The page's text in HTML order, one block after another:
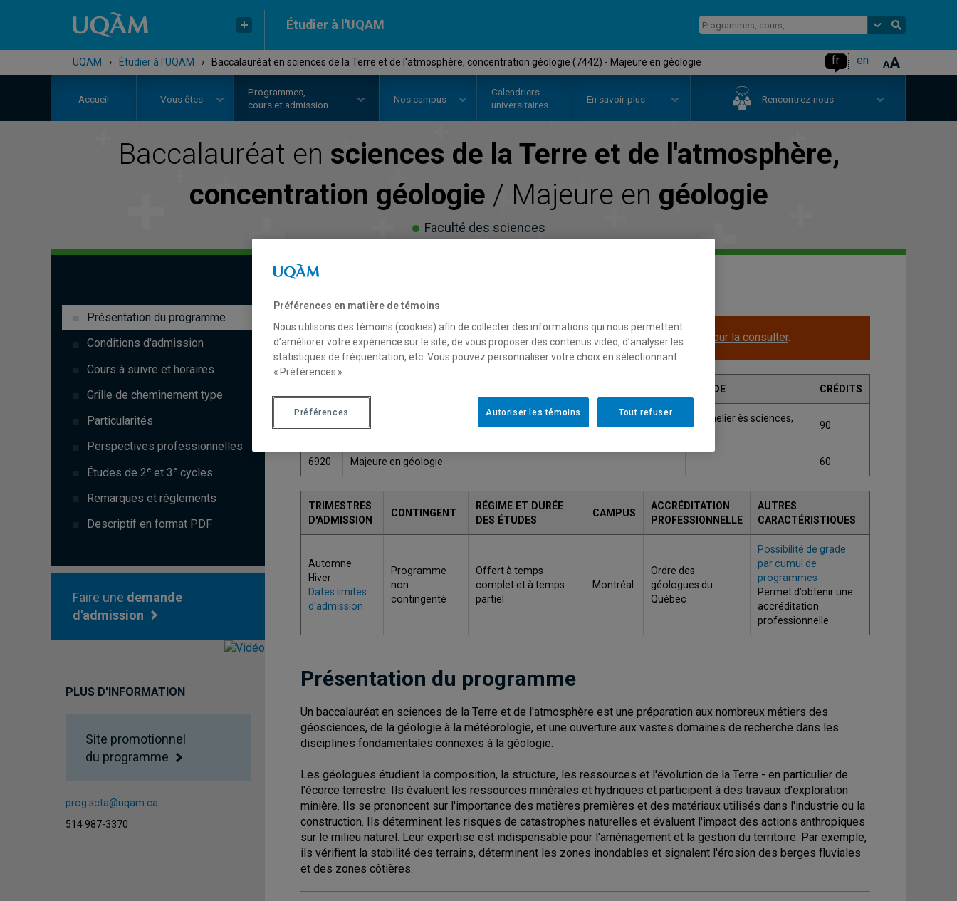
Étudier à l'UQAM
UQAM › Étudier à l'UQAM › Baccalauréat en sciences de la Terre et de l'atmosphère, concentration géologie (7442) - Majeure en géologie fr en
Accueil Vous êtes
Programmes,
cours et admission
Nos campus
Calendriers
universitaires
En savoir plus Rencontrez-nous
Baccalauréat en sciences de la Terre et de l'atmosphère,
concentration géologie / Majeure en géologie
Faculté des sciences
Présentation du programme
Conditions d'admission
Cours à suivre et horaires
Grille de cheminement type
Particularités
Perspectives professionnelles
Études de 2 e et 3 e cycles
Remarques et règlements
Descriptif en format PDF
Faire une demande
d'admission
PLUS D'INFORMATION
Site promotionnel
du programme
prog.scta@uqam.ca
514 987-3370
Une version plus récente de ce programme est disponible.Cliquez ici pour la consulter.
GRADE CRÉDITS
7442
Baccalauréat en sciences de la Terre et de l'atmosphère, concentration
géologie
Bachelier ès sciences,
90
6920 Majeure en géologie 60
TRIMESTRES
D'ADMISSION
CONTINGENT
RÉGIME ET DURÉE
DES ÉTUDES
CAMPUS
ACCRÉDITATION
PROFESSIONNELLE
AUTRES
CARACTÉRISTIQUES
Automne
Hiver
Dates limites
d'admission
Programme
non
contingenté
Offert à temps
complet et à temps
partiel
Montréal
Ordre des
géologues du
Québec
Possibilité de grade
par cumul de
programmes
Permet d’obtenir une
accréditation
professionnelle
Présentation du programme
Un baccalauréat en sciences de la Terre et de l'atmosphère est une préparation aux nombreux métiers des
géosciences, de la géologie à la météorologie, et une ouverture aux vastes domaines de recherche dans les
disciplines fondamentales connexes à la géologie.
Les géologues étudient la composition, la structure, les ressources et l'évolution de la Terre - en particulier de
l'écorce terrestre. Ils évaluent les ressources minérales et hydriques et participent à des travaux d'exploration
minière. Ils se prononcent sur l'importance des matières premières et des matériaux utilisés dans l'industrie ou la
construction. Ils déterminent les risques de catastrophes naturelles et évaluent l'impact des actions anthropiques
sur le milieu naturel. Leur expertise est indispensable pour l'aménagement et la gestion du territoire. Par exemple,
ils vérifient la stabilité des terrains, déterminent les zones inondables et signalent l'érosion des berges fluviales
et des zones côtières.
Préférences en matière de témoins
Nous utilisons des témoins (cookies) afin de collecter des informations qui nous permettent
d’améliorer votre expérience sur le site, de vous proposer des contenus vidéo, d’analyser les
statistiques de fréquentation, etc. Vous pouvez personnaliser votre choix en sélectionnant
« Préférences ».
Tout refuser
Autoriser les témoins
Préférences